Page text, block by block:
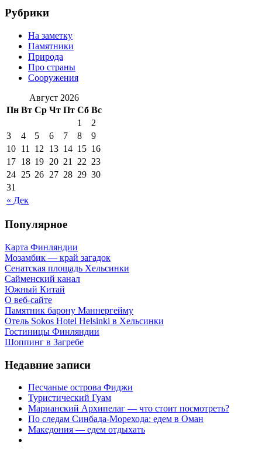
Рубрики
На заметку
Памятники
Природа
Про страны
Сооружения
Август 2026
Пн Вт Ср Чт Пт Сб Вс
« Дек
1
2
3
4 5 6 7 8
9
10 11 12 13 14 15 16
17 18 19 20 21 22 23
24 25 26 27 28 29 30
31
Популярное
Карта Финляндии
Мозамбик — край загадок
Сенатская площадь Хельсинки
Сайменский канал
Южный Китай
О веб-сайте
Памятник барону Маннергейму
Отель Sokos Hotel Helsinki в Хельсинки
Гостиницы Финляндии
Шоппинг в Загребе
Недавние записи
Песчаные острова Фиджи
Туристический Гуам
Марианский Архипелаг — что стоит посмотреть?
По следам Синбада-Морехода: едем в Оман
Македония — едем отдыхать